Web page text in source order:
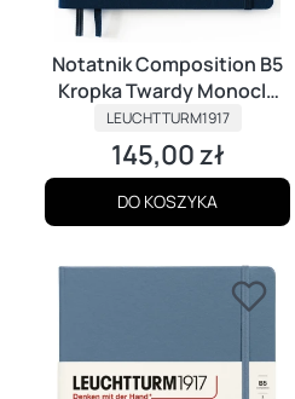
Notatnik Composition B5
Kropka Twardy Monocle
GRANATOWY
PRODUCENT
LEUCHTTURM1917
Cena
145,00 zł
DO KOSZYKA